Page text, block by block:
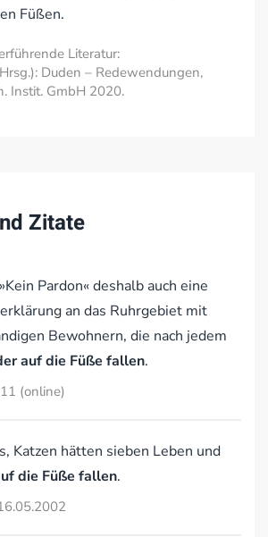
Füßen.
Literatur:
Duden – Redewendungen,
Instit. GmbH 2020.
Zitate
Pardon« deshalb auch eine
an das Ruhrgebiet mit
Bewohnern, die nach jedem
auf die Füße fallen.
(online)
Katzen hätten sieben Leben und
die Füße fallen.